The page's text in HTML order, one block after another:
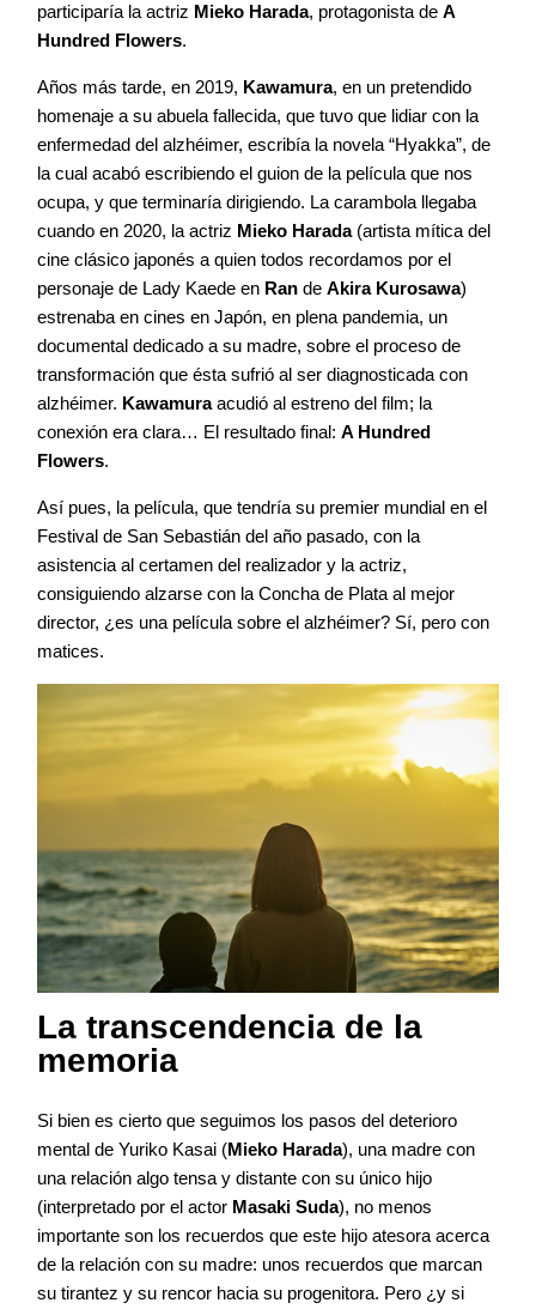
participaría la actriz Mieko Harada, protagonista de A
Hundred Flowers.
Años más tarde, en 2019, Kawamura, en un pretendido
homenaje a su abuela fallecida, que tuvo que lidiar con la
enfermedad del alzhéimer, escribía la novela “Hyakka”, de
la cual acabó escribiendo el guion de la película que nos
ocupa, y que terminaría dirigiendo. La carambola llegaba
cuando en 2020, la actriz Mieko Harada(artista mítica del
cine clásico japonés a quien todos recordamos por el
personaje de Lady Kaede en Ran de Akira Kurosawa)
estrenaba en cines en Japón, en plena pandemia, un
documental dedicado a su madre, sobre el proceso de
transformación que ésta sufrió al ser diagnosticada con
alzhéimer. Kawamuraacudió al estreno del film; la
conexión era clara… El resultado final: A Hundred
Flowers.
Así pues, la película, que tendría su premier mundial en el
Festival de San Sebastián del año pasado, con la
asistencia al certamen del realizador y la actriz,
consiguiendo alzarse con la Concha de Plata al mejor
director, ¿es una película sobre el alzhéimer? Sí, pero con
matices.
La transcendencia de la
memoria
Si bien es cierto que seguimos los pasos del deterioro
mental de Yuriko Kasai (Mieko Harada), una madre con
una relación algo tensa y distante con su único hijo
(interpretado por el actor Masaki Suda), no menos
importante son los recuerdos que este hijo atesora acerca
de la relación con su madre: unos recuerdos que marcan
su tirantez y su rencor hacia su progenitora. Pero ¿y si